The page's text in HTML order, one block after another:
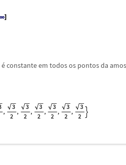
éconstante em todos os pontos da